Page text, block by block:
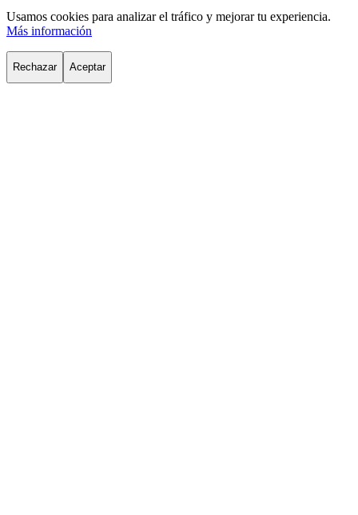
Usamos cookies para analizar el tráfico y mejorar tu experiencia.
Más información
Rechazar Aceptar